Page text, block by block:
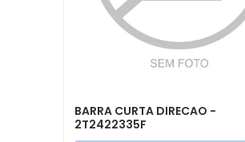
BARRA CURTA DIRECAO -
2T2422335F